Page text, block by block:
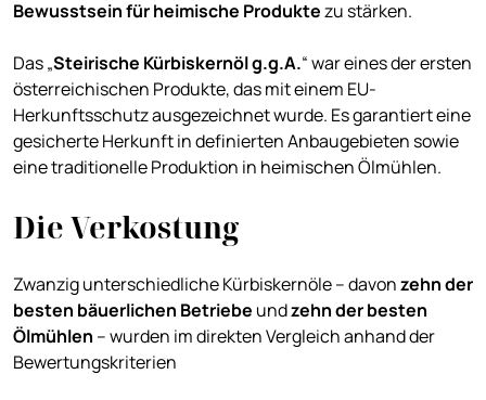
Bewusstsein für heimische Produktezu stärken.
Das „Steirische Kürbiskernöl g.g.A.“ war eines der ersten
österreichischen Produkte, das mit einem EU-
Herkunftsschutz ausgezeichnet wurde. Es garantiert eine
gesicherte Herkunft in definierten Anbaugebieten sowie
eine traditionelle Produktion in heimischen Ölmühlen.
Die Verkostung
Zwanzig unterschiedliche Kürbiskernöle – davonzehn der
besten bäuerlichen Betriebe undzehn der besten
Ölmühlen – wurden im direkten Vergleich anhand der
Bewertungskriterien